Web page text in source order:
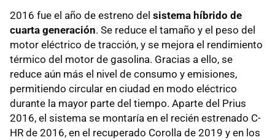
2016 fue el año de estreno del sistema híbrido de
cuarta generación. Se reduce el tamaño y el peso del
motor eléctrico de tracción, y se mejora el rendimiento
térmico del motor de gasolina. Gracias a ello, se
reduce aún más el nivel de consumo y emisiones,
permitiendo circular en ciudad en modo eléctrico
durante la mayor parte del tiempo. Aparte del Prius
2016, el sistema se montaría en el recién estrenado C-
HR de 2016, en el recuperado Corolla de 2019 y en los